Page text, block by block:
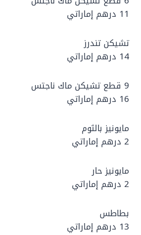
11 درهم إماراتي
تشيكن تندرز
14 درهم إماراتي
9 قطع تشيكن ماك ناجتس
16 درهم إماراتي
مايونيز بالثوم
2 درهم إماراتي
مايونيز حار
2 درهم إماراتي
بطاطس
13 درهم إماراتي